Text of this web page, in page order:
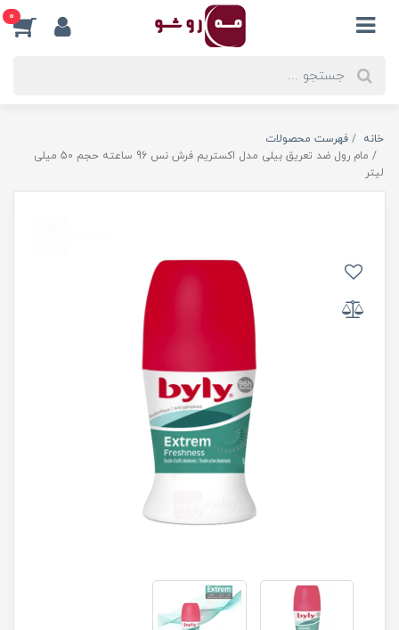
0
خانه
فهرست محصولات
مام رول ضد تعریق بیلی مدل اکستریم فرش نس 96 ساعته حجم 50 میلی
لیتر